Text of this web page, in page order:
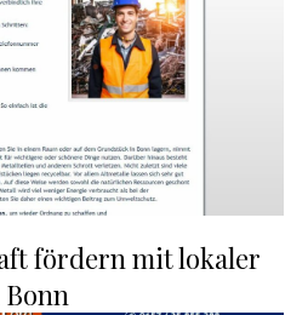
fördern mit lokaler